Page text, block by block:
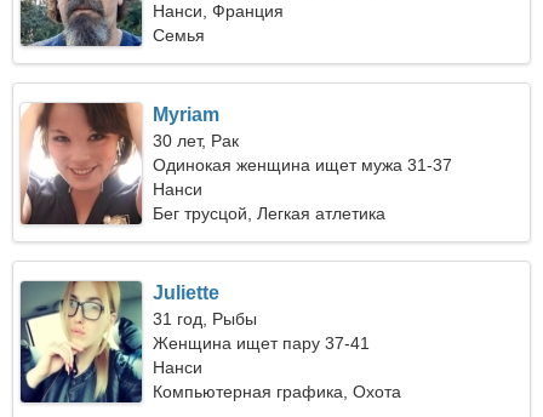
Нанси, Франция
Семья
Myriam
30 лет, Рак
Одинокая женщина ищет мужа 31-37
Нанси
Бег трусцой, Легкая атлетика
Juliette
31 год, Рыбы
Женщина ищет пару 37-41
Нанси
Компьютерная графика, Охота